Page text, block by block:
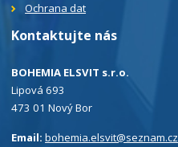
Ochrana dat
Kontaktujte nás
BOHEMIA ELSVIT s.r.o.
Lipová 693
473 01 Nový Bor
Email: bohemia.elsvit@seznam.cz